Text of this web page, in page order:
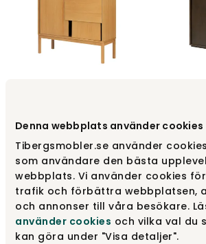
Denna webbplats använder cookies
Tibergsmobler.se använder
som användare den bästa
webbplats. Vi använder cookies
trafik och förbättra webbplatsen,
och annonser till våra besökare.
använder cookies och vilka val du
kan göra under "Visa detaljer".
Design House Stockholm
23 995 kr
Design
NYHET